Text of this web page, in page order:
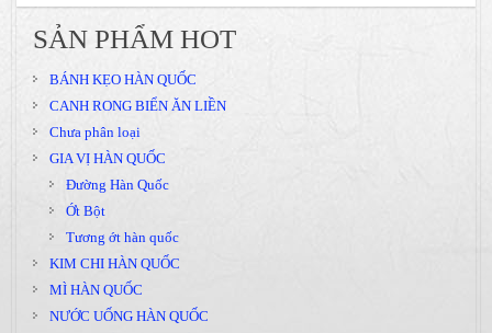
SẢN PHẨM HOT
BÁNH KẸO HÀN QUỐC
CANH RONG BIỂN ĂN LIỀN
Chưa phân loại
GIA VỊ HÀN QUỐC
Đường Hàn Quốc
Ớt Bột
Tương ớt hàn quốc
KIM CHI HÀN QUỐC
MÌ HÀN QUỐC
NƯỚC UỐNG HÀN QUỐC